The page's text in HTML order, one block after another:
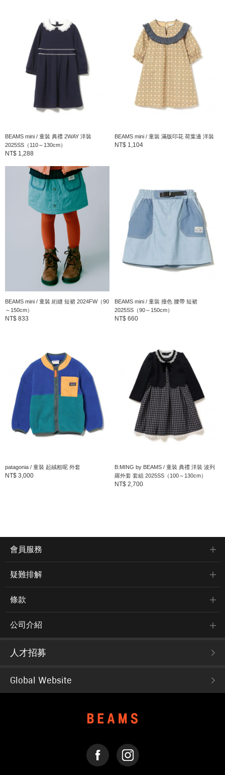
酯纖維100% 織帶部分：縲縈85% 尼龍15%
孟加拉製造
商品編號 45-26-0038-289
BEAMS mini / 童裝 典禮 2WAY 洋裝
2025SS（110～130cm）
NT$ 1,288
BEAMS mini / 童裝 滿版印花 荷葉邊 洋裝
NT$ 1,104
BEAMS mini / 童裝 絎縫 短裙 2024FW（90
～150cm）
NT$ 833
BEAMS mini / 童裝 撞色 腰帶 短裙
2025SS（90～150cm）
NT$ 660
patagonia / 童裝 起絨粗呢 外套
NT$ 3,000
B:MING by BEAMS / 童裝 典禮 洋裝 波列
羅外套 套組 2025SS（100～130cm）
NT$ 2,700
會員服務
疑難排解
條款
公司介紹
人才招募
Global Website